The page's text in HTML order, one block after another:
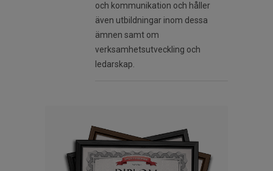
och kommunikation och håller
även utbildningar inom dessa
ämnen samt om
verksamhetsutveckling och
ledarskap.